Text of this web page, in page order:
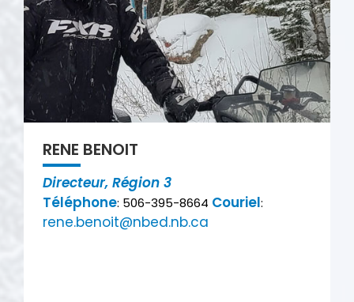
RENE BENOIT
Directeur, Région 3
Téléphone: 506-395-8664 Couriel:
rene.benoit@nbed.nb.ca